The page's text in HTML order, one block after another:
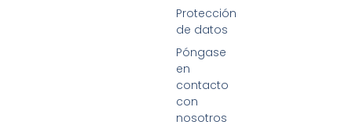
Protección
de datos
Póngase
en
contacto
con
nosotros